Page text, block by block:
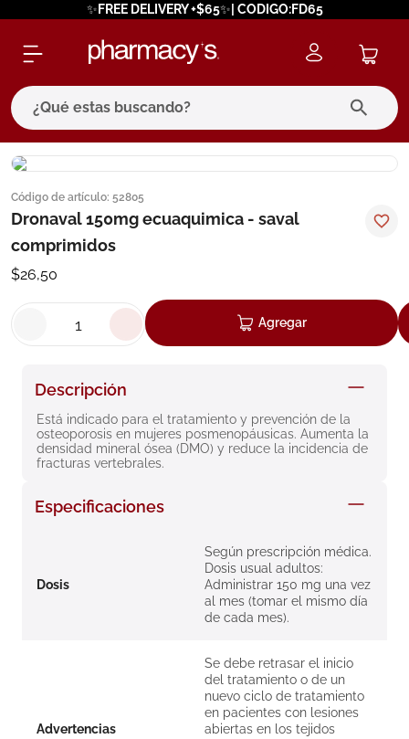
✨FREE DELIVERY +$65✨| CODIGO:FD65
¿Qué estas buscando?
Código de artículo: 52805
Dronaval 150mg ecuaquimica - saval
comprimidos
$26,50
Agregar
Descripción
Está indicado para el tratamiento y prevención de la
osteoporosis en mujeres posmenopáusicas. Aumenta la
densidad mineral ósea (DMO) y reduce la incidencia de
fracturas vertebrales.
Especificaciones
Dosis
Según prescripción médica.
Dosis usual adultos:
Administrar 150 mg una vez
al mes (tomar el mismo día
de cada mes).
Advertencias
Se debe retrasar el inicio
del tratamiento o de un
nuevo ciclo de tratamiento
en pacientes con lesiones
abiertas en los tejidos
términos más buscados
1. eucerin
cerave
7. degraler
8. roche posay
9. isdin